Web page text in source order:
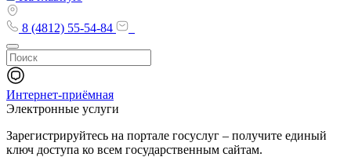
8 (4812) 55-54-84
Интернет-приёмная
Электронные услуги
Зарегистрируйтесь на портале госуслуг – получите единый
ключ доступа ко всем государственным сайтам.